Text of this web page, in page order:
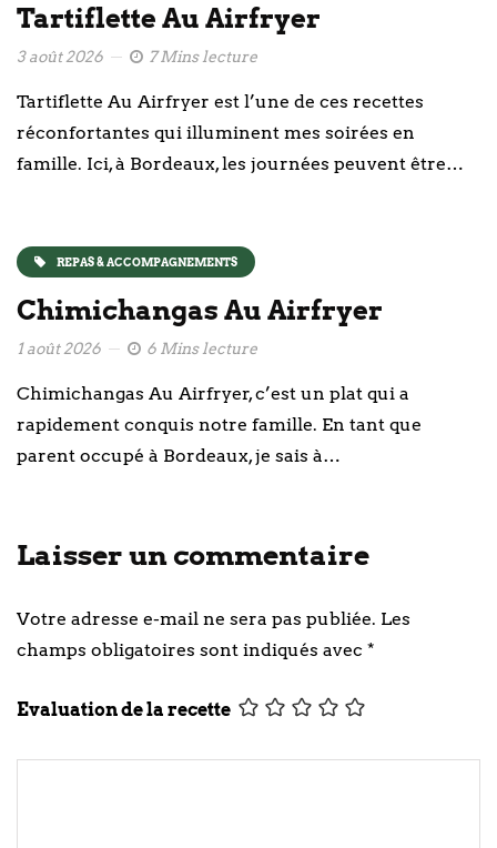
Tartiflette Au Airfryer
3 août 2026 7 Mins lecture
Tartiflette Au Airfryer est l’une de ces recettes
réconfortantes qui illuminent mes soirées en
famille. Ici, à Bordeaux, les journées peuvent être…
REPAS & ACCOMPAGNEMENTS
Chimichangas Au Airfryer
1 août 2026 6 Mins lecture
Chimichangas Au Airfryer, c’est un plat qui a
rapidement conquis notre famille. En tant que
parent occupé à Bordeaux, je sais à…
Laisser un commentaire
Votre adresse e-mail ne sera pas publiée. Les
champs obligatoires sont indiqués avec *
Evaluation de la recette